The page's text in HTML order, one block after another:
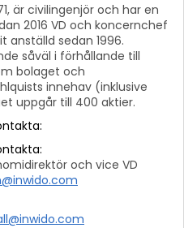
är civilingenjör och har en
2016 VD och koncernchef
anställd sedan 1996.
såväl i förhållande till
bolaget och
innehav (inklusive
uppgår till 400 aktier.
och vice VD